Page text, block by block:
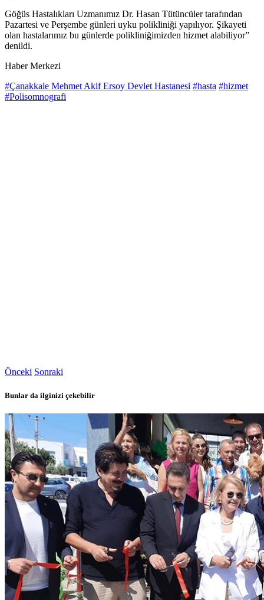
Göğüs Hastalıkları Uzmanımız Dr. Hasan Tütüncüler tarafından
Pazartesi ve Perşembe günleri uyku polikliniği yapılıyor. Şikayeti
olan hastalarımız bu günlerde polikliniğimizden hizmet alabiliyor”
denildi.
Haber Merkezi
#Çanakkale Mehmet Akif Ersoy Devlet Hastanesi #hasta #hizmet
#Polisomnografi
Önceki Sonraki
Bunlar da ilginizi çekebilir